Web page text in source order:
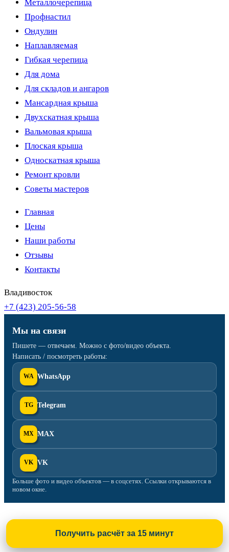
Получить расчёт за 15 минут
Металлочерепица
Профнастил
Ондулин
Наплавляемая
Гибкая черепица
Для дома
Для складов и ангаров
Мансардная крыша
Двухскатная крыша
Вальмовая крыша
Плоская крыша
Односкатная крыша
Ремонт кровли
Советы мастеров
Главная
Цены
Наши работы
Отзывы
Контакты
Владивосток
+7 (423) 205-56-58
Мы на связи
Пишете — отвечаем. Можно с фото/видео объекта.
Написать / посмотреть работы:
WA WhatsApp
TG Telegram
MX MAX
VK VK
Больше фото и видео объектов — в соцсетях. Ссылки открываются в
новом окне.